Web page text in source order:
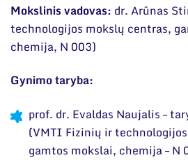
Mokslinis vadovas: dr. Arūnas
technologijos mokslų centras,
chemija, N 003)
Gynimo taryba:
prof. dr. Evaldas Naujalis –
(VMTI Fizinių ir
gamtos mokslai, chemija – N